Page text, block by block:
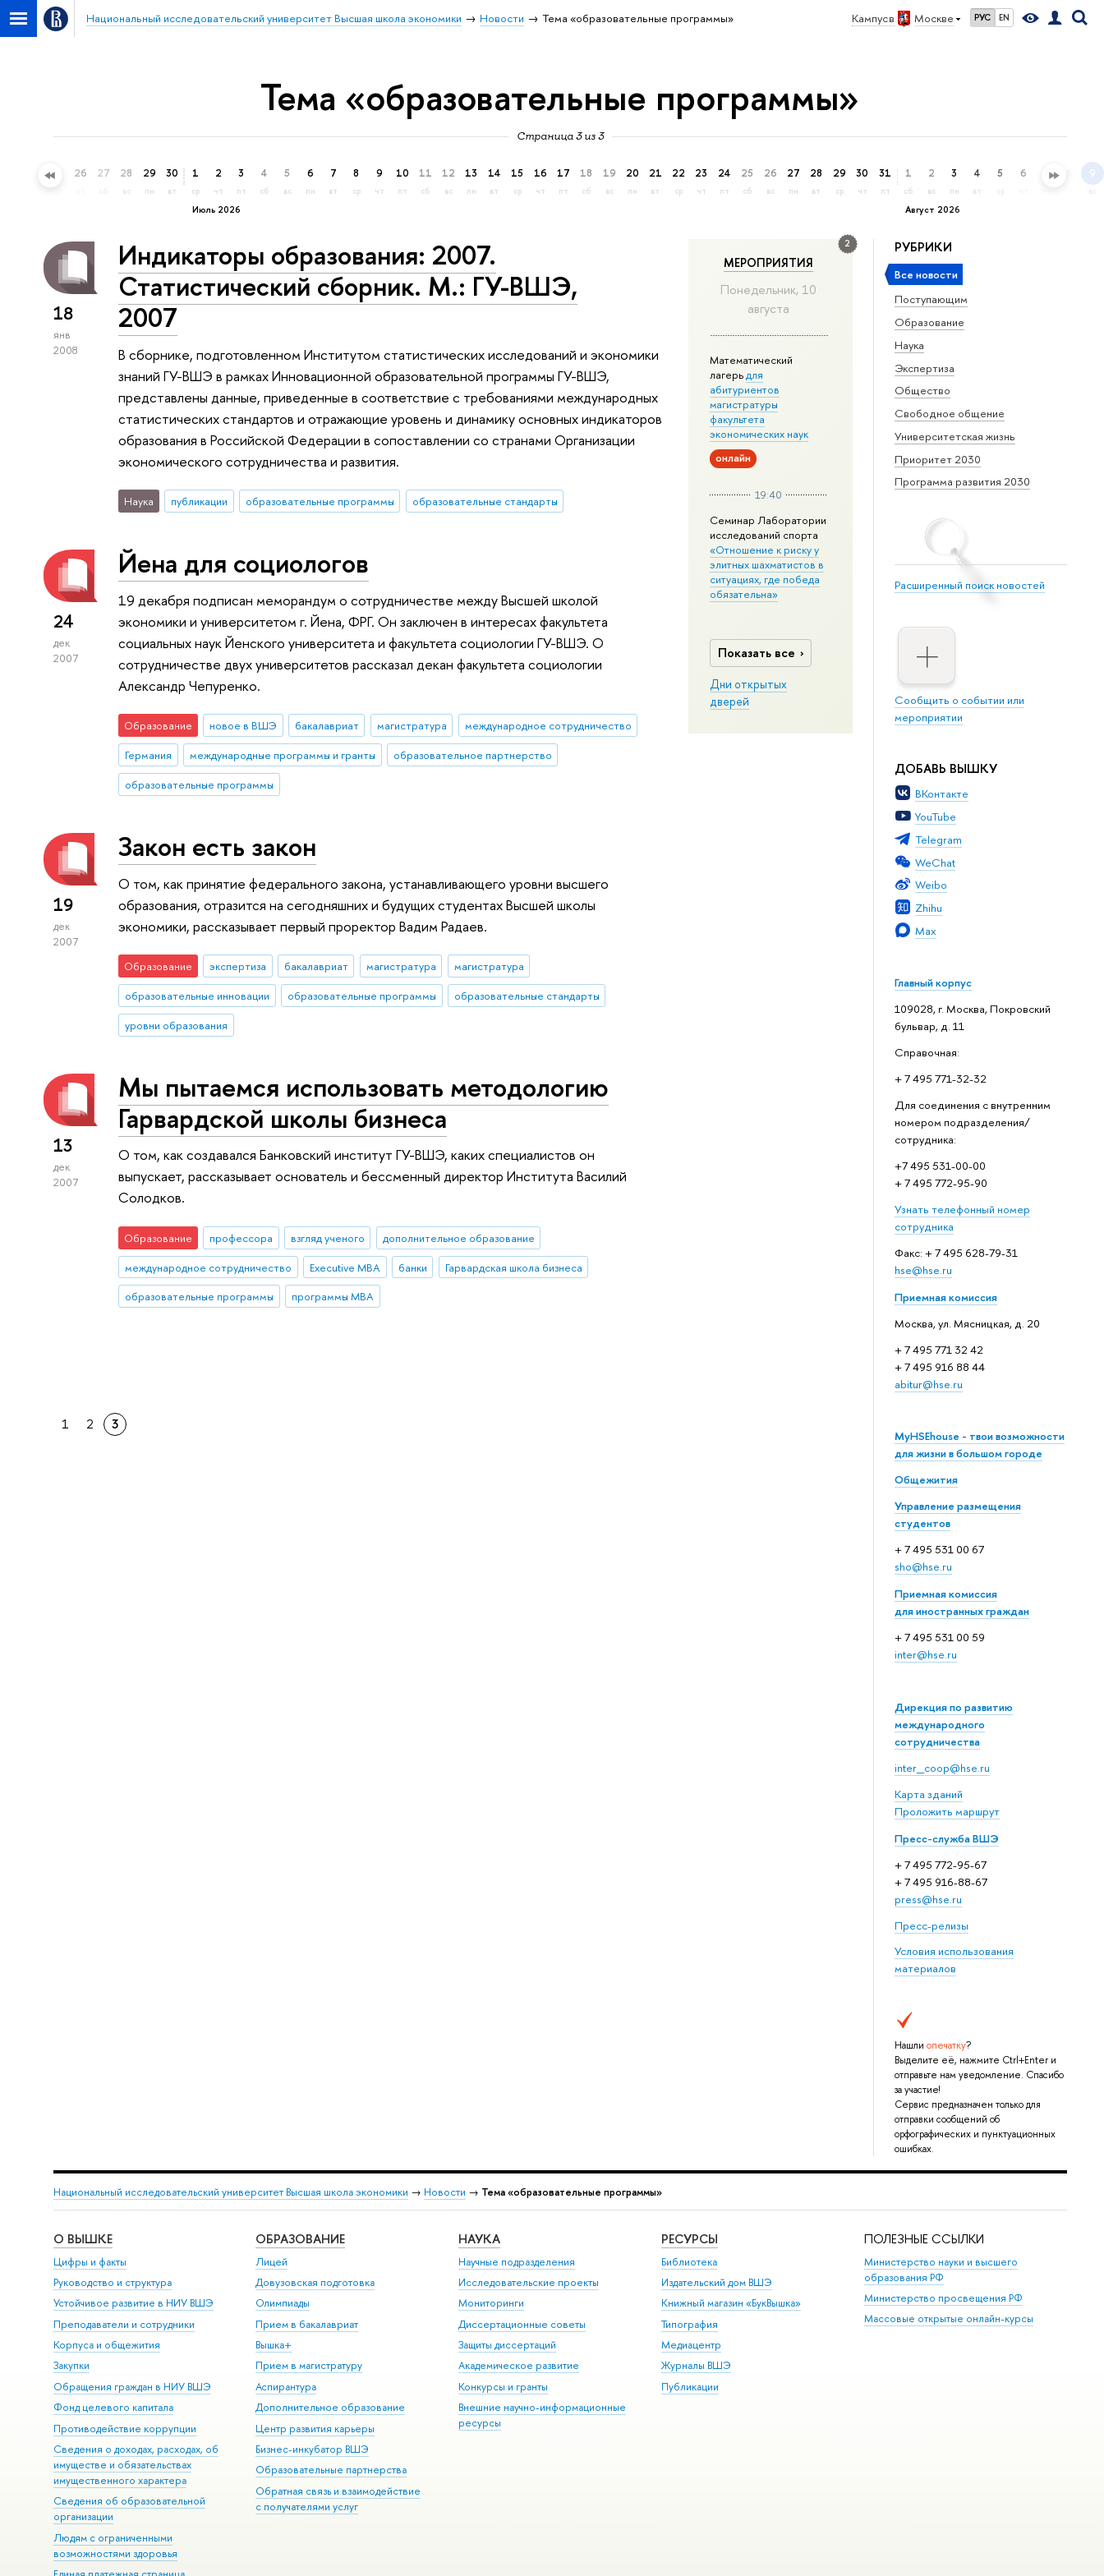
Кампус в Москве РУС EN
Национальный исследовательский университет Высшая школа экономики Новости Тема «образовательные программы»
Тема «образовательные программы»
Страница 3 из 3
25 26 27 28
вс
29
пн
30
вт
Июль 2026
1
ср
2
чт
3
пт
4
сб
5
вс
6
пн
7
вт
8
ср
9
чт
10
пт
11
сб
12
вс
13
пн
14
вт
15
ср
16
чт
17
пт
18
сб
19
вс
20
пн
21
вт
22
ср
23
чт
24
пт
25
сб
26
вс
27
пн
28
вт
29
ср
30
чт
31
пт
Август 2026
1
сб
2
вс
3
пн
4
вт
5 6 7 9
вс
РУБРИКИ
Все новости
Поступающим
Образование
Наука
Экспертиза
Общество
Свободное общение
Университетская жизнь
Приоритет 2030
Программа развития 2030
Расширенный поиск новостей
Сообщить о событии или
мероприятии
ДОБАВЬ ВЫШКУ
ВКонтакте
YouTube
Telegram
WeChat
Weibo
Zhihu
Max
Главный корпус
109028, г. Москва, Покровский
бульвар, д. 11
Справочная:
+ 7 495 771-32-32
Для соединения с внутренним
номером подразделения/
сотрудника:
+7 495 531-00-00
+ 7 495 772-95-90
Узнать телефонный номер
сотрудника
Факс: + 7 495 628-79-31
hse@hse.ru
Приемная комиссия
Москва, ул. Мясницкая, д. 20
+ 7 495 771 32 42
+ 7 495 916 88 44
abitur@hse.ru
MyHSEhouse - твои возможности
для жизни в большом городе
Общежития
Управление размещения
студентов
+ 7 495 531 00 67
sho@hse.ru
Приемная комиссия
для иностранных граждан
+ 7 495 531 00 59
inter@hse.ru
Дирекция по развитию
международного
сотрудничества
inter_coop@hse.ru
Карта зданий
Проложить маршрут
Пресс-служба ВШЭ
+ 7 495 772-95-67
+ 7 495 916-88-67
press@hse.ru
Пресс-релизы
Условия использования
материалов
Нашли опечатку?
Выделите её, нажмите Ctrl+Enter и
отправьте нам уведомление. Спасибо
за участие!
Сервис предназначен только для
отправки сообщений об
орфографических и пунктуационных
ошибках.
2
МЕРОПРИЯТИЯ
Понедельник, 10
августа
Математический
лагерь для
абитуриентов
магистратуры
факультета
экономических наук
онлайн
19:40
Семинар Лаборатории
исследований спорта
«Отношение к риску у
элитных шахматистов в
ситуациях, где победа
обязательна»
Показать все
Дни открытых
дверей
18
янв
2008
Индикаторы образования: 2007.
Статистический сборник. М.: ГУ-ВШЭ,
2007
В сборнике, подготовленном Институтом статистических исследований и экономики
знаний ГУ-ВШЭ в рамках Инновационной образовательной программы ГУ-ВШЭ,
представлены данные, приведенные в соответствие с требованиями международных
статистических стандартов и отражающие уровень и динамику основных индикаторов
образования в Российской Федерации в сопоставлении со странами Организации
экономического сотрудничества и развития.
Наука публикации образовательные программы образовательные стандарты
24
дек
2007
Йена для социологов
19 декабря подписан меморандум о сотрудничестве между Высшей школой
экономики и университетом г. Йена, ФРГ. Он заключен в интересах факультета
социальных наук Йенского университета и факультета социологии ГУ-ВШЭ. О
сотрудничестве двух университетов рассказал декан факультета социологии
Александр Чепуренко.
Образование новое в ВШЭ бакалавриат магистратура
международное сотрудничество
Германия
международные программы и гранты
образовательное партнерство
образовательные программы
19
дек
2007
Закон есть закон
О том, как принятие федерального закона, устанавливающего уровни высшего
образования, отразится на сегодняшних и будущих студентах Высшей школы
экономики, рассказывает первый проректор Вадим Радаев.
Образование экспертиза бакалавриат магистратура
магистратура
образовательные инновации
образовательные программы
образовательные стандарты
уровни образования
13
дек
2007
Мы пытаемся использовать методологию
Гарвардской школы бизнеса
О том, как создавался Банковский институт ГУ-ВШЭ, каких специалистов он
выпускает, рассказывает основатель и бессменный директор Института Василий
Солодков.
Образование профессора взгляд ученого
дополнительное образование
международное сотрудничество
Executive MBA банки
Гарвардская школа бизнеса
образовательные программы
программы MBA
1 2 3
Национальный исследовательский университет Высшая школа экономики → Новости → Тема «образовательные программы»
О ВЫШКЕ
Цифры и факты
Руководство и структура
Устойчивое развитие в НИУ ВШЭ
Преподаватели и сотрудники
Корпуса и общежития
Закупки
Обращения граждан в НИУ ВШЭ
Фонд целевого капитала
Противодействие коррупции
Сведения о доходах, расходах, об
имуществе и обязательствах
имущественного характера
Сведения об образовательной
организации
Людям с ограниченными
возможностями здоровья
ОБРАЗОВАНИЕ
Лицей
Довузовская подготовка
Олимпиады
Прием в бакалавриат
Вышка+
Прием в магистратуру
Аспирантура
Дополнительное образование
Центр развития карьеры
Бизнес-инкубатор ВШЭ
Образовательные партнерства
Обратная связь и взаимодействие
с получателями услуг
НАУКА
Научные подразделения
Исследовательские проекты
Мониторинги
Диссертационные советы
Защиты диссертаций
Академическое развитие
Конкурсы и гранты
Внешние научно-информационные
ресурсы
РЕСУРСЫ
Библиотека
Издательский дом ВШЭ
Книжный магазин «БукВышка»
Типография
Медиацентр
Журналы ВШЭ
Публикации
ПОЛЕЗНЫЕ ССЫЛКИ
Министерство науки и высшего
образования РФ
Министерство просвещения РФ
Массовые открытые онлайн-курсы